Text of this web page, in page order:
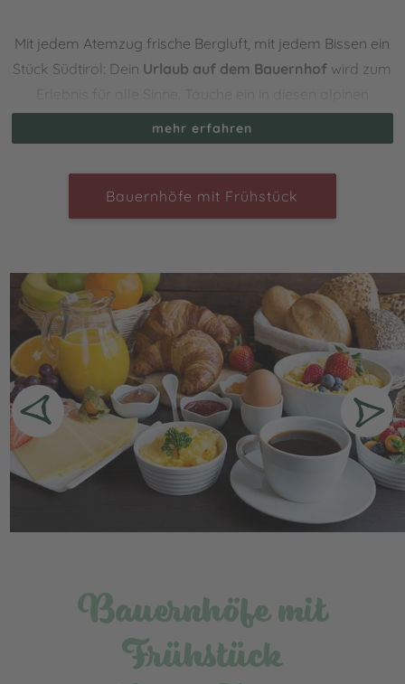
Mit jedem Atemzug frische Bergluft, mit jedem Bissen ein
Stück Südtirol: Dein Urlaub auf dem Bauernhof wird zum
Charme, wo die Berge zum Greifen nah sind und sich die
Natur in ihrer vollen Pracht zeigt.
Starte den Tag mit einemherzhaften Frühstück am
. Mit einem Frühstück, das Dir viele regionale
Köstlichkeiten bietet, teilweise auch direkt vom Hof. Ob
frische Eier, cremige Butter, würziger Käse oder Honig,
der nach Sommerwiesen schmeckt, besser kann Dein
Tag gar nicht beginnen.
Mit solch einem genussreichen Start in den Tag stehen Dir
während DeinerFerien auf dem Bauernhof mit
Frühstückauch untertags alle Möglichkeiten offen. Wie
wäre es mit einer Wanderung durch die nahegelegenen
Almwiesen, vorbei an klaren Bergbächen und urigen
Almhütten? Oder buche Deinen Bauernhof mit Frühstück
in den Wintermonaten, schnall die Skier an und erkunde
die umliegenden Pisten oder eine gemütliche
Ruhe der Natur auf Dich wirken. Egal wofür Du Dich
entscheidest, mit solch einem herzhaften Frühstück am
Bauernhof in Südtirolbist Du bestens für einen
mehr erfahren
Bauernhöfe mit Frühstück
Bauernhöfe mit
Frühstück